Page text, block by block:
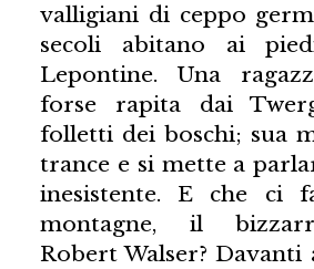
valligiani di ceppo
secoli abitano ai
Lepontine. Una
forse rapita dai
folletti dei boschi; sua
trance e si mette a
inesistente. E che ci
montagne, il
Robert Walser?